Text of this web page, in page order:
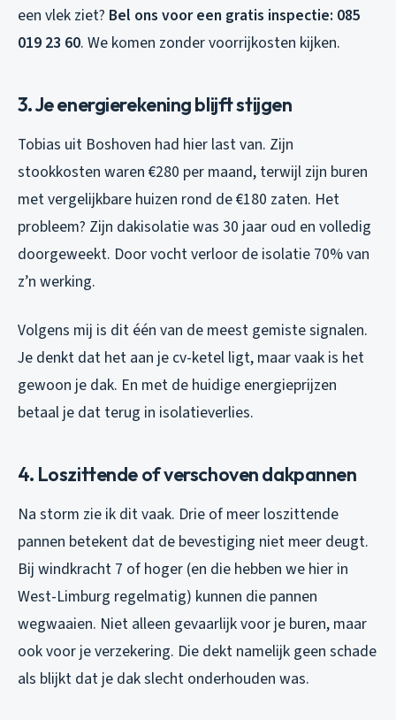
een vlek ziet? Bel ons voor een gratis inspectie: 085
019 23 60. We komen zonder voorrijkosten kijken.
3. Je energierekening blijft stijgen
Tobias uit Boshoven had hier last van. Zijn
stookkosten waren €280 per maand, terwijl zijn buren
met vergelijkbare huizen rond de €180 zaten. Het
probleem? Zijn dakisolatie was 30 jaar oud en volledig
doorgeweekt. Door vocht verloor de isolatie 70% van
z’n werking.
Volgens mij is dit één van de meest gemiste signalen.
Je denkt dat het aan je cv-ketel ligt, maar vaak is het
gewoon je dak. En met de huidige energieprijzen
betaal je dat terug in isolatieverlies.
4. Loszittende of verschoven dakpannen
Na storm zie ik dit vaak. Drie of meer loszittende
pannen betekent dat de bevestiging niet meer deugt.
Bij windkracht 7 of hoger (en die hebben we hier in
West-Limburg regelmatig) kunnen die pannen
wegwaaien. Niet alleen gevaarlijk voor je buren, maar
ook voor je verzekering. Die dekt namelijk geen schade
als blijkt dat je dak slecht onderhouden was.